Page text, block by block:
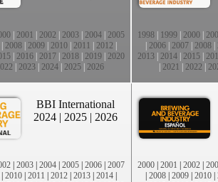
2001 2002 2003 2004 2005
2008 2009 2010 2011 2012
2016 2017 2018 2019 2020
2023| 2024| 2025| 2026
1998 1999 2000
2006 2007 2008
2013 2014 2015
2021 2022
BBI International
2024 | 2025 | 2026
| 2003 | 2004 | 2005 | 2006 | 2007
| 2010 | 2011 | 2012 | 2013 | 2014 |
2000 | 2001 | 2002 |
| 2008 | 2009 | 2010 |